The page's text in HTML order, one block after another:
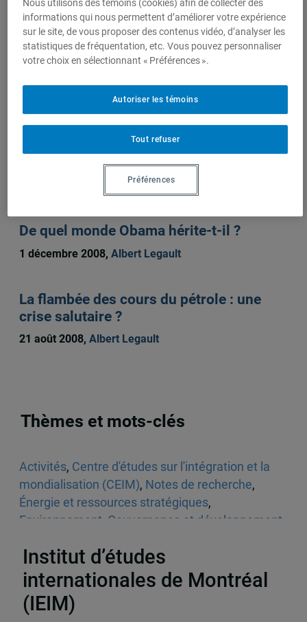
Albert Legault
Sur le même sujet
Le gaz de schiste : une mine d’or, mais à
Albert Legault
De quel monde Obama hérite-t-il ?
1 décembre 2008, Albert Legault
La flambée des cours du pétrole : une
crise salutaire ?
21 août 2008, Albert Legault
Thèmes et mots-clés
Activités, Centre d'études sur l'intégration et la
mondialisation (CEIM), Notes de recherche,
Énergie et ressources stratégiques,
Environnement Gouvernance et développement
Institut d’études
internationales de Montréal
(IEIM)
Nous utilisons des témoins (cookies) afin de collecter des
informations qui nous permettent d’améliorer votre expérience
sur le site, de vous proposer des contenus vidéo, d’analyser les
statistiques de fréquentation, etc. Vous pouvez personnaliser
votre choix en sélectionnant « Préférences ».
Tout refuser
Autoriser les témoins
Préférences